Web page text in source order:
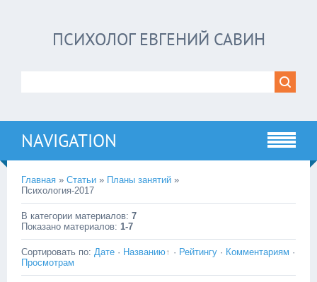
ПСИХОЛОГ ЕВГЕНИЙ САВИН
NAVIGATION
Главная » Статьи » Планы занятий »
Психология-2017
В категории материалов: 7
Показано материалов: 1-7
Сортировать по: Дате · Названию · Рейтингу · Комментариям ·
Просмотрам